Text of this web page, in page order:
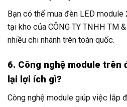
Bạn có thể mua đèn LED
tại kho của CÔNG TY TNHH TM
nhiều chi nhánh trên toàn quốc.
6. Công nghệ module trên
lại lợi ích gì?
Công nghệ module giúp việc lắp